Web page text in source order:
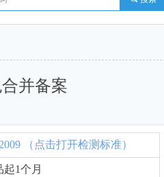
（点击打开检测标准）
起1个月
并备案